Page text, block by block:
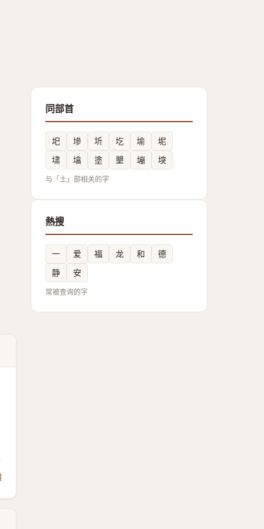
同部首
圯 墋 圻 圪 堬
坭
㙌
墖 塗 墾 塴 堗
与「土」部相关的字
熱搜
一 爱 福 龙 和
德
静
安
常被查询的字